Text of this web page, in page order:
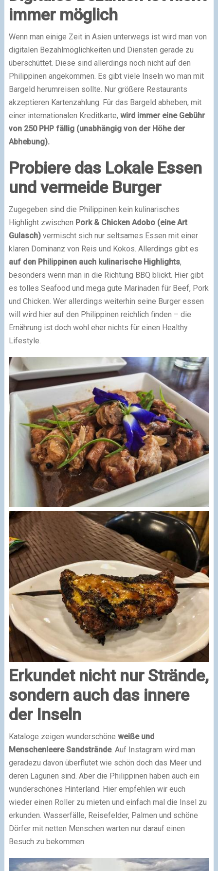
immer möglich
Wenn man einige Zeit in Asien unterwegs ist wird man von
digitalen Bezahlmöglichkeiten und Diensten gerade zu
überschüttet. Diese sind allerdings noch nicht auf den
Philippinen angekommen. Es gibt viele Inseln wo man mit
Bargeld herumreisen sollte. Nur größere Restaurants
akzeptieren Kartenzahlung. Für das Bargeld abheben, mit
einer internationalen Kreditkarte, wird immer eine Gebühr
von 250 PHP fällig (unabhängig von der Höhe der
Abhebung).
Probiere das Lokale Essen
und vermeide Burger
Zugegeben sind die Philippinen kein kulinarisches
Highlight zwischen Pork & Chicken Adobo (eine Art
Gulasch)vermischt sich nur seltsames Essen mit einer
klaren Dominanz von Reis und Kokos. Allerdings gibt es
auf den Philippinen auch kulinarische Highlights,
besonders wenn man in die Richtung BBQ blickt. Hier gibt
es tolles Seafood und mega gute Marinaden für Beef, Pork
und Chicken. Wer allerdings weiterhin seine Burger essen
will wird hier auf den Philippinen reichlich finden – die
Ernährung ist doch wohl eher nichts für einen Healthy
Lifestyle.
Erkundet nicht nur Strände,
sondern auch das innere
der Inseln
Kataloge zeigen wunderschöne weiße und
Menschenleere Sandstrände. Auf Instagram wird man
geradezu davon überflutet wie schön doch das Meer und
deren Lagunen sind. Aber die Philippinen haben auch ein
wunderschönes Hinterland. Hier empfehlen wir euch
wieder einen Roller zu mieten und einfach mal die Insel zu
erkunden. Wasserfälle, Reisefelder, Palmen und schöne
Dörfer mit netten Menschen warten nur darauf einen
Besuch zu bekommen.